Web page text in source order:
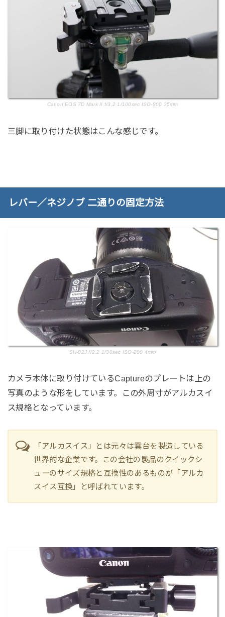
Canon EOS 7D Mark II f/3.2 1/100sec ISO-800 35mm
三脚に取り付けた状態はこんな感じです。
レバー／ネジノブ 二通りの固定方法
SH-02J f/2.2 1/30sec ISO-200 4mm
カメラ本体に取り付けているCaptureのプレートは上の
写真のような形をしています。この外周寸がアルカスイ
ス規格となっています。
「アルカスイス」とは元々は雲台を製造している
世界的な企業です。この会社の製品のクイックシ
ューのサイズ規格と互換性のあるものが「アルカ
スイス互換」と呼ばれています。